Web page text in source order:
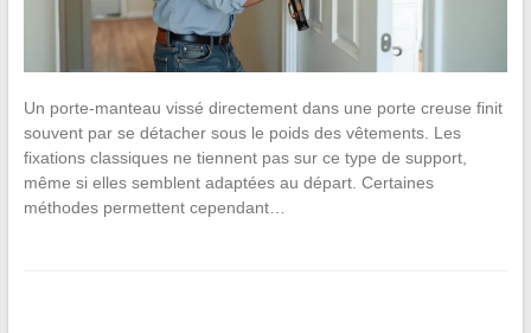
Un porte-manteau vissé directement dans une porte creuse finit
souvent par se détacher sous le poids des vêtements. Les
fixations classiques ne tiennent pas sur ce type de support,
même si elles semblent adaptées au départ. Certaines
méthodes permettent cependant…